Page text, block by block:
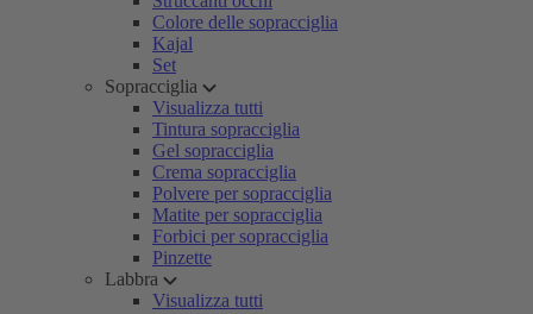
Colore delle sopracciglia
Kajal
Set
Sopracciglia
Visualizza tutti
Tintura sopracciglia
Gel sopracciglia
Crema sopracciglia
Polvere per sopracciglia
Matite per sopracciglia
Forbici per sopracciglia
Pinzette
Labbra
Visualizza tutti